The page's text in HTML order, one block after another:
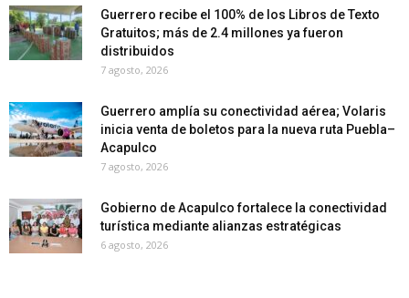
Guerrero recibe el 100% de los Libros de Texto
Gratuitos; más de 2.4 millones ya fueron
distribuidos
7 agosto, 2026
Guerrero amplía su conectividad aérea; Volaris
inicia venta de boletos para la nueva ruta Puebla–
Acapulco
7 agosto, 2026
Gobierno de Acapulco fortalece la conectividad
turística mediante alianzas estratégicas
6 agosto, 2026